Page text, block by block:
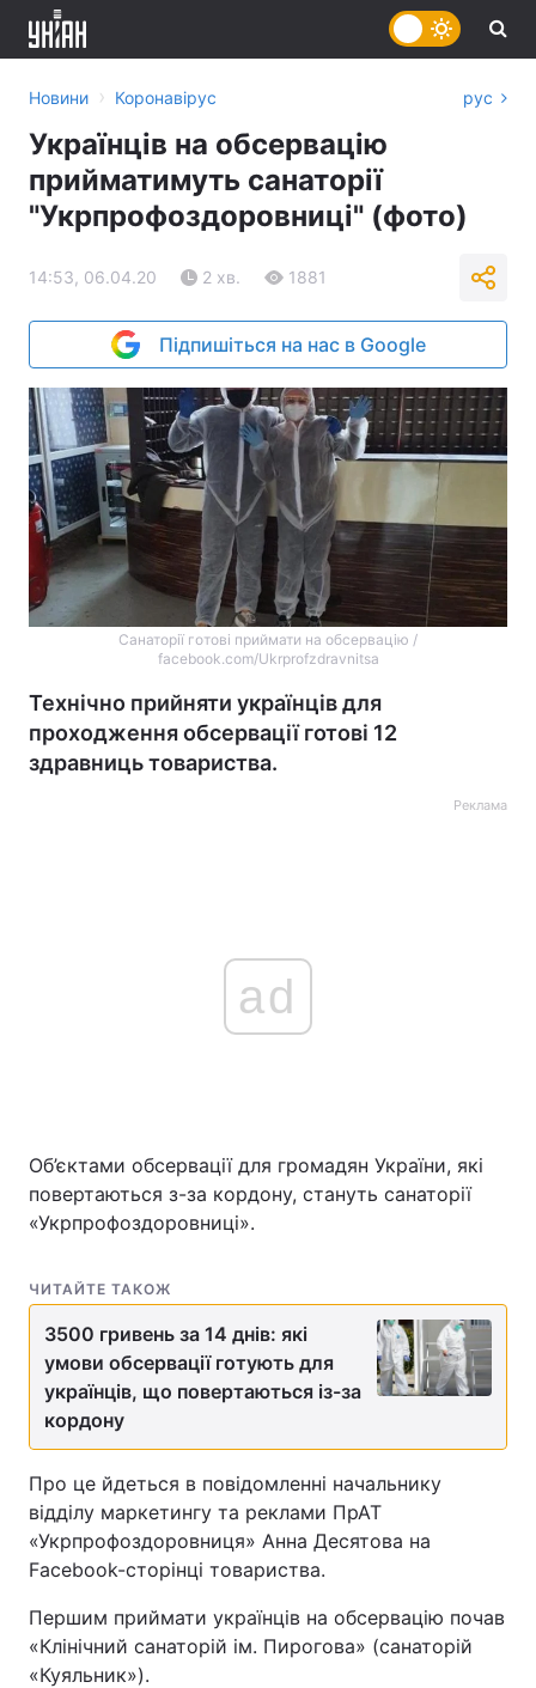
Головна Війна
Україна
Економіка
Спорт Наука
Техно і зв'язок Лайт
Зброя
Здоров'я Туризм
Цікавинки Погода
Лонгріди
Новини › Коронавірус рус
Українців на обсервацію
прийматимуть санаторії
"Укрпрофоздоровниці" (фото)
14:53, 06.04.20 2 хв. 1881
Підпишіться на нас в Google
Санаторії готові приймати на обсервацію /
facebook.com/Ukrprofzdravnitsa
Технічно прийняти українців для
проходження обсервації готові 12
здравниць товариства.
Реклама
ad
Об’єктами обсервації для громадян України, які
повертаються з-за кордону, стануть санаторії
«Укрпрофоздоровниці».
ЧИТАЙТЕ ТАКОЖ
3500 гривень за 14 днів: які
умови обсервації готують для
українців, що повертаються із-за
кордону
Про це йдеться в повідомленні начальнику
відділу маркетингу та реклами ПрАТ
«Укрпрофоздоровниця» Анна Десятова на
Facebook-сторінці товариства.
Першим приймати українців на обсервацію почав
«Клінічний санаторій ім. Пирогова» (санаторій
«Куяльник»).